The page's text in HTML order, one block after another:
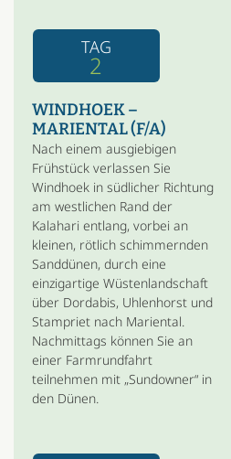
TAG
2
WINDHOEK –
MARIENTAL (F/A)
Nach einem ausgiebigen
Frühstück verlassen Sie
Windhoek in südlicher Richtung
am westlichen Rand der
Kalahari entlang, vorbei an
kleinen, rötlich schimmernden
Sanddünen, durch eine
einzigartige Wüstenlandschaft
über Dordabis, Uhlenhorst und
Stampriet nach Mariental.
Nachmittags können Sie an
einer Farmrundfahrt
teilnehmen mit „Sundowner“ in
den Dünen.